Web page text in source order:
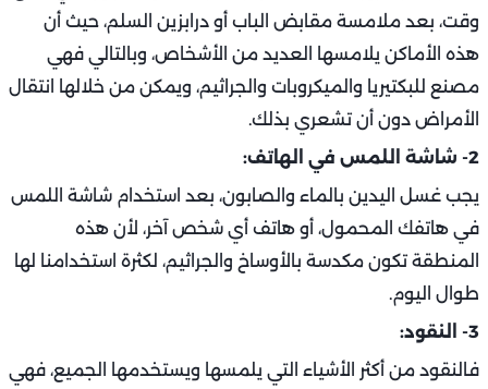
وقت، بعد ملامسة مقابض الباب أو درابزين السلم، حيث أن
هذه الأماكن يلامسها العديد من الأشخاص، وبالتالي فهي
مصنع للبكتيريا والميكروبات والجراثيم، ويمكن من خلالها انتقال
الأمراض دون أن تشعري بذلك.
2- شاشة اللمس في الهاتف:
يجب غسل اليدين بالماء والصابون، بعد استخدام شاشة اللمس
في هاتفك المحمول، أو هاتف أي شخص آخر، لأن هذه
المنطقة تكون مكدسة بالأوساخ والجراثيم، لكثرة استخدامنا لها
طوال اليوم.
3- النقود:
فالنقود من أكثر الأشياء التي يلمسها ويستخدمها الجميع، فهي